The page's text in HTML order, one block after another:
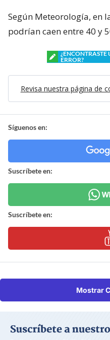
Según Meteorología, en
podrían caen entre 40 y
¿ENCONTRASTE
ERROR?
Revisa nuestra página de
Síguenos en:
Suscríbete en:
Suscríbete en:
Mostrar